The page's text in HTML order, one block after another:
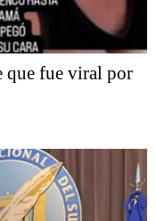
que fue viral por